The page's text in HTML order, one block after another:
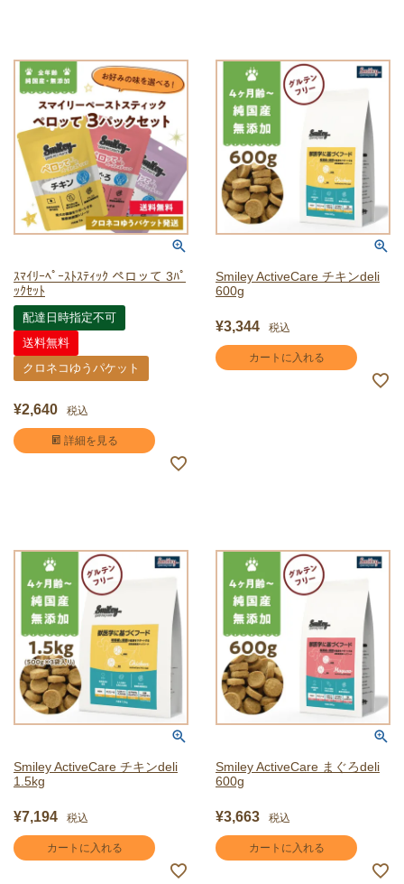
ｽﾏｲﾘｰﾍﾟｰｽﾄｽﾃｨｯｸ ペロッて 3ﾊﾟ
ｯｸｾｯﾄ
配達日時指定不可
送料無料
クロネコゆうパケット
¥2,640 税込
詳細を見る
Smiley ActiveCare チキンdeli
600g
¥3,344 税込
カートに入れる
Smiley ActiveCare チキンdeli
1.5kg
¥7,194 税込
カートに入れる
Smiley ActiveCare まぐろdeli
600g
¥3,663 税込
カートに入れる